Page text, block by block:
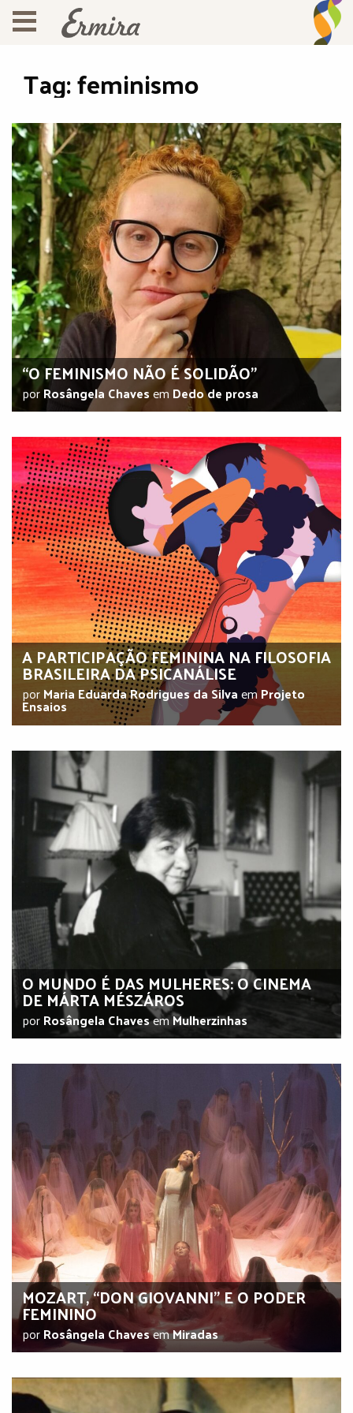
Tag:feminismo
“O FEMINISMO NÃO É SOLIDÃO”
porRosângela Chavesem Dedo de prosa
A PARTICIPAÇÃO FEMININA NA FILOSOFIA
BRASILEIRA DA PSICANÁLISE
porMaria Eduarda Rodrigues da SilvaemProjeto
Ensaios
O MUNDO É DAS MULHERES: O CINEMA
DE MÁRTA MÉSZÁROS
porRosângela ChavesemMulherzinhas
MOZART, “DON GIOVANNI” E O PODER
FEMININO
porRosângela ChavesemMiradas